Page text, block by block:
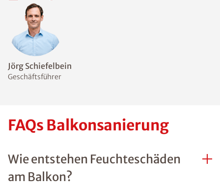
Jörg Schiefelbein
Geschäftsführer
FAQs Balkonsanierung
Wie entstehen Feuchteschäden
am Balkon?